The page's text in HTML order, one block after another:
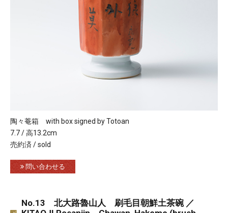
陶々菴箱 with box signed by Totoan
7.7 / 高13.2cm
売約済 / sold
問い合わせる
No.13 北大路魯山人 刷毛目朝鮮土茶碗 ／